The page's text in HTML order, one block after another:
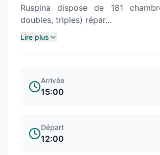
Ruspina dispose de 181
doubles, triples) répar...
Lire plus
Arrivée
15:00
Départ
12:00